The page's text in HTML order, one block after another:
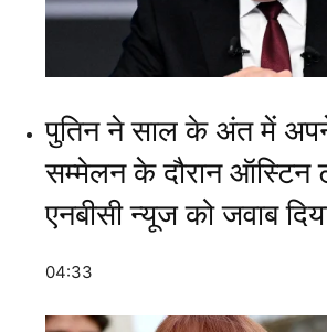
पुतिन ने साल के अंत में अपने
सम्मेलन के दौरान ऑस्टिन
एनबीसी न्यूज को जवाब
04:33